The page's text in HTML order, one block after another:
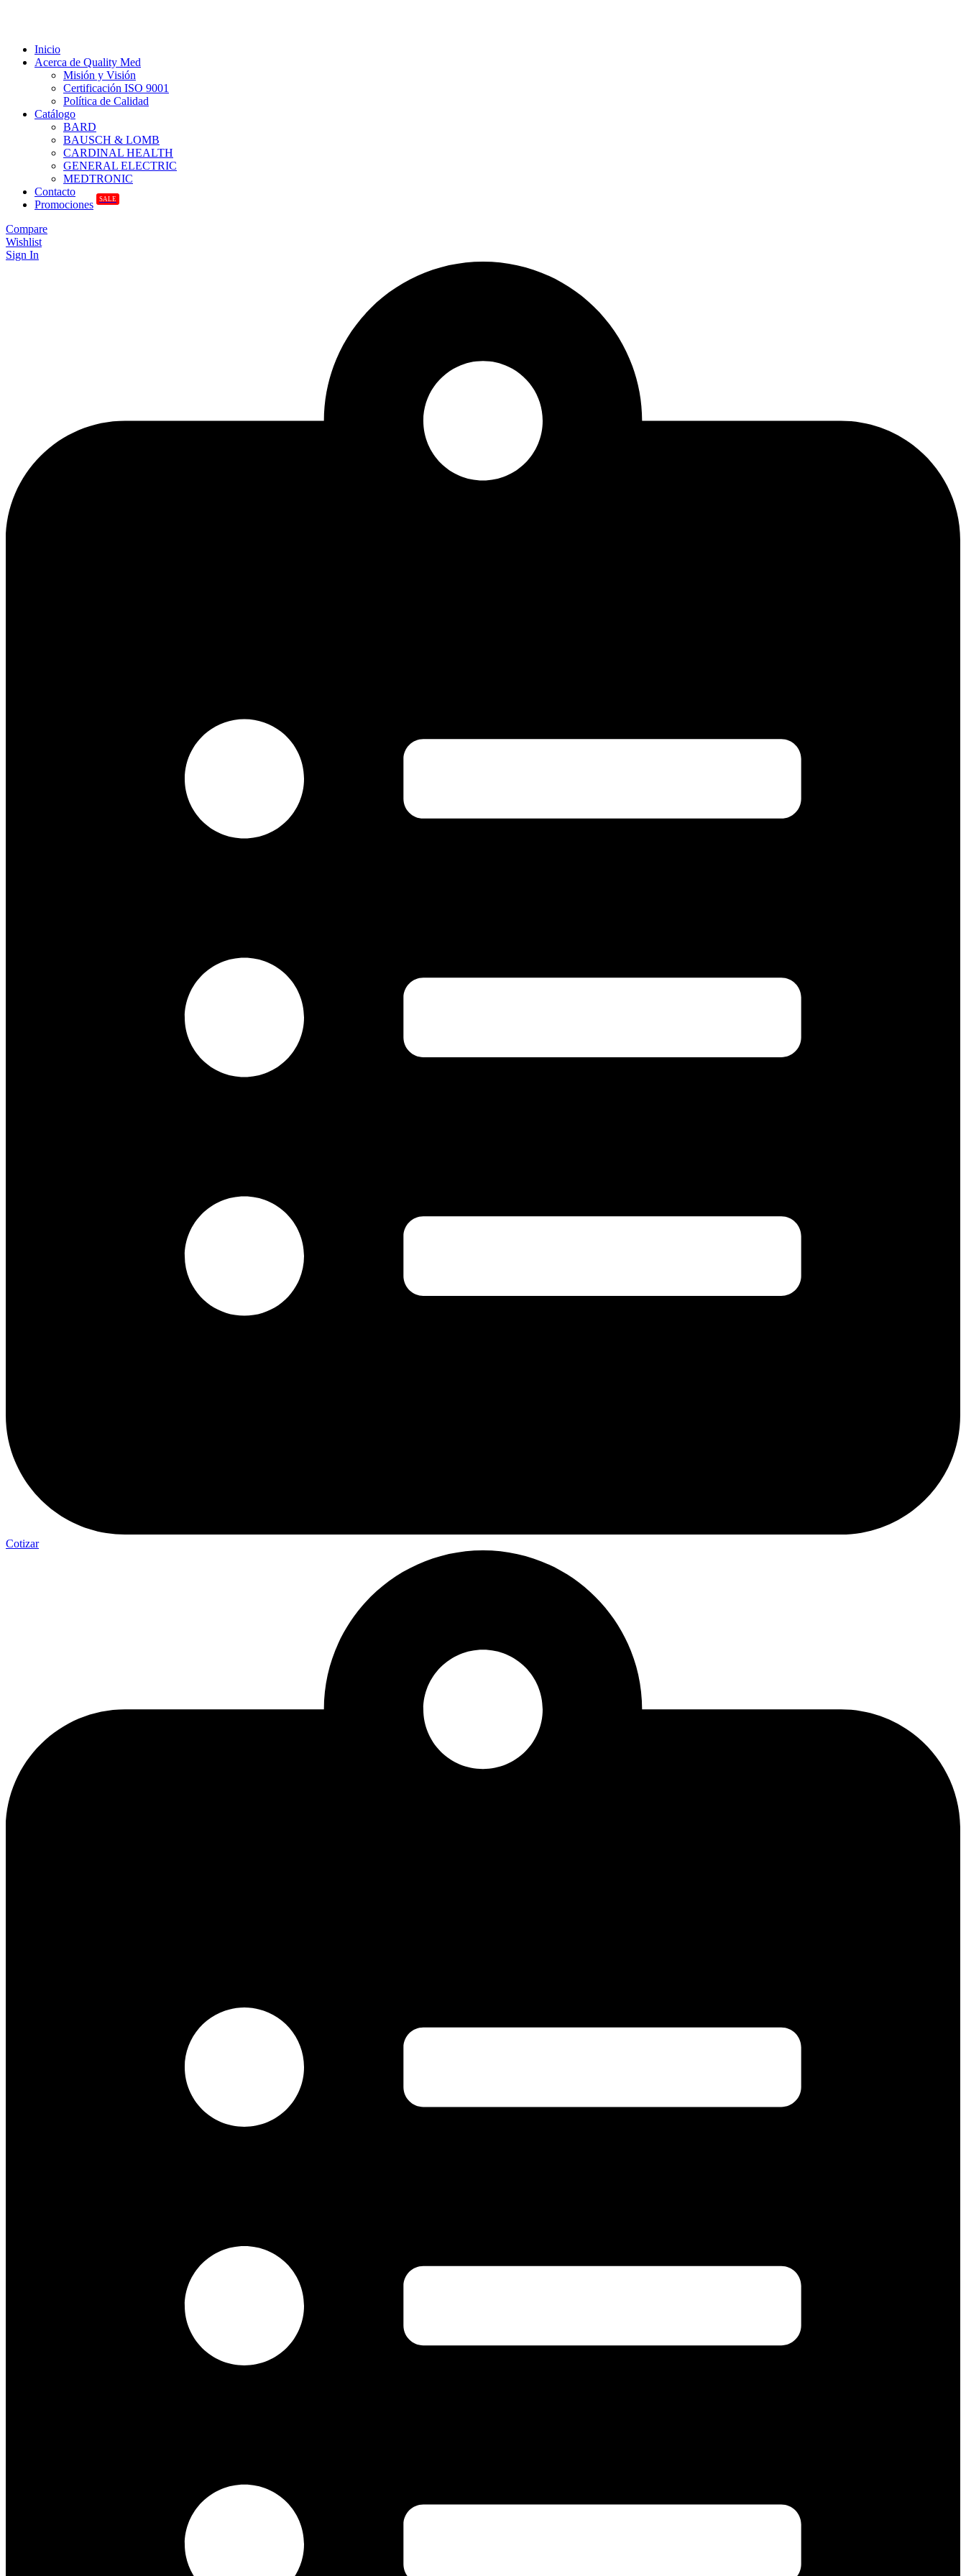
Inicio
Acerca de Quality Med
Misión y Visión
Certificación ISO 9001
Política de Calidad
Catálogo
BARD
BAUSCH & LOMB
CARDINAL HEALTH
GENERAL ELECTRIC
MEDTRONIC
Contacto
Promociones
SALE
Compare
Wishlist
Sign In
Cotizar